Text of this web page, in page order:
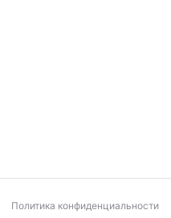
Политика конфиденциальности